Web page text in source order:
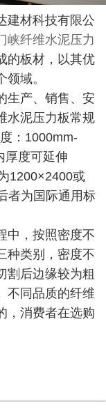
建材科技有限公
峡纤维水泥压力
的板材，以其优
域。
生产、销售、安
水泥压力板常规
：1000mm-
厚度可延伸
1200×2400或
者为国际通用标
中，按照密度不
种类别，密度不
割后边缘较为粗
不同品质的纤维
，消费者在选购